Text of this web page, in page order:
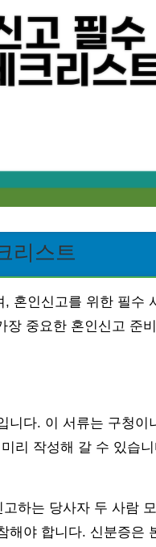
리스트
혼인신고를 위한 필수
중요한 혼인신고 준
니다. 이 서류는 구청
리 작성해 갈 수 있습
하는 당사자 두 사람
해야 합니다. 신분증은